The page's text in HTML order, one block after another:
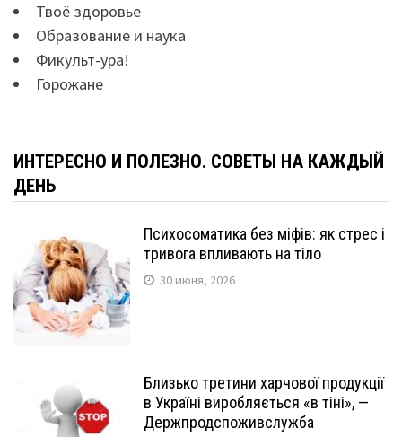
Твоё здоровье
Образование и наука
Фикульт-ура!
Горожане
ИНТЕРЕСНО И ПОЛЕЗНО. СОВЕТЫ НА КАЖДЫЙ
ДЕНЬ
Психосоматика без міфів: як стрес і
тривога впливають на тіло
30 июня, 2026
Близько третини харчової продукції
в Україні виробляється «в тіні», —
Держпродспоживслужба